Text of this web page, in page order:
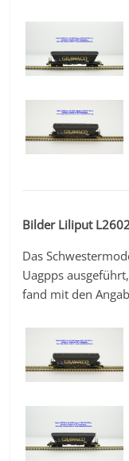
Bilder Liliput
Das
Uagpps
fand mit den